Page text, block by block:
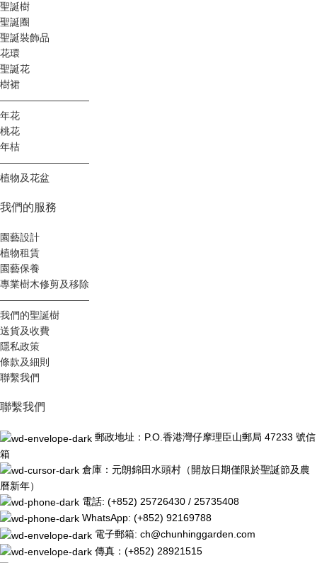
聖誕樹
聖誕圈
聖誕裝飾品
花環
聖誕花
樹裙
—————————
年花
桃花
年桔
—————————
植物及花盆
我們的服務
園藝設計
植物租賃
園藝保養
專業樹木修剪及移除
—————————
我們的聖誕樹
送貨及收費
隱私政策
條款及細則
聯繫我們
聯繫我們
郵政地址：P.O.香港灣仔摩理臣山郵局 47233 號信
箱
倉庫：元朗錦田水頭村（開放日期僅限於聖誕節及農
曆新年）
電話: (+852) 25726430 / 25735408
WhatsApp: (+852) 92169788
電子郵箱: ch@chunhinggarden.com
傳真：(+852) 28921515